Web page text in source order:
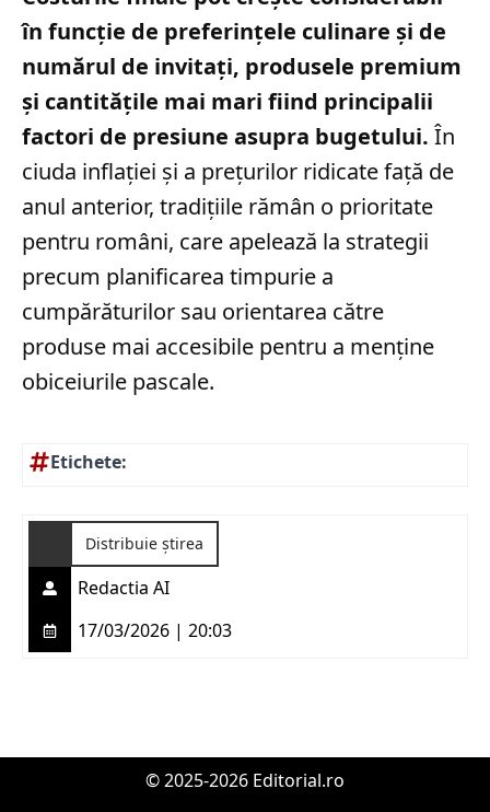
în funcție de preferințele culinare și de
numărul de invitați, produsele premium
și cantitățile mai mari fiind principalii
factori de presiune asupra bugetului. În
ciuda inflației și a prețurilor ridicate față de
anul anterior, tradițiile rămân o prioritate
pentru români, care apelează la strategii
precum planificarea timpurie a
cumpărăturilor sau orientarea către
produse mai accesibile pentru a menține
obiceiurile pascale.
Etichete:
Distribuie știrea
Redactia AI
17/03/2026 | 20:03
© 2025-2026 Editorial.ro